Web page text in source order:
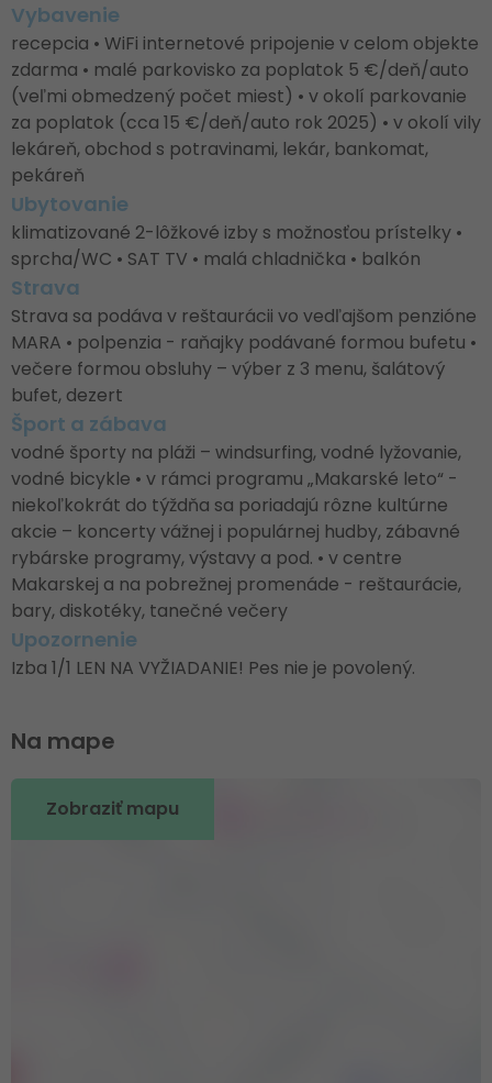
Vybavenie
recepcia • WiFi internetové pripojenie v celom objekte
zdarma • malé parkovisko za poplatok 5 €/deň/auto
(veľmi obmedzený počet miest) • v okolí parkovanie
za poplatok (cca 15 €/deň/auto rok 2025) • v okolí vily
lekáreň, obchod s potravinami, lekár, bankomat,
pekáreň
Ubytovanie
klimatizované 2-lôžkové izby s možnosťou prístelky •
sprcha/WC • SAT TV • malá chladnička • balkón
Strava
Strava sa podáva v reštaurácii vo vedľajšom penzióne
MARA • polpenzia - raňajky podávané formou bufetu •
večere formou obsluhy – výber z 3 menu, šalátový
bufet, dezert
Šport a zábava
vodné športy na pláži – windsurfing, vodné lyžovanie,
vodné bicykle • v rámci programu „Makarské leto“ -
niekoľkokrát do týždňa sa poriadajú rôzne kultúrne
akcie – koncerty vážnej i populárnej hudby, zábavné
rybárske programy, výstavy a pod. • v centre
Makarskej a na pobrežnej promenáde - reštaurácie,
bary, diskotéky, tanečné večery
Upozornenie
Izba 1/1 LEN NA VYŽIADANIE! Pes nie je povolený.
Na mape
Zobraziť mapu